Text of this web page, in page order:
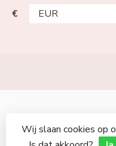
€
Wij slaan cookies op